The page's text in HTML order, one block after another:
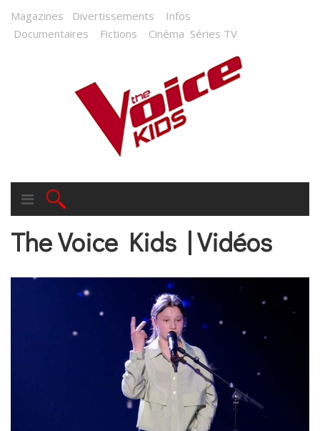
Magazines Divertissements
Infos
Documentaires
Fictions Cinéma Séries TV
The Voice Kids | Vidéos